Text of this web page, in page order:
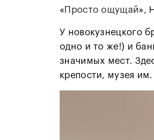
« Просто ощущай»,
У новокузнецкого
одно и то же!) и
значимых мест.
крепости, музея